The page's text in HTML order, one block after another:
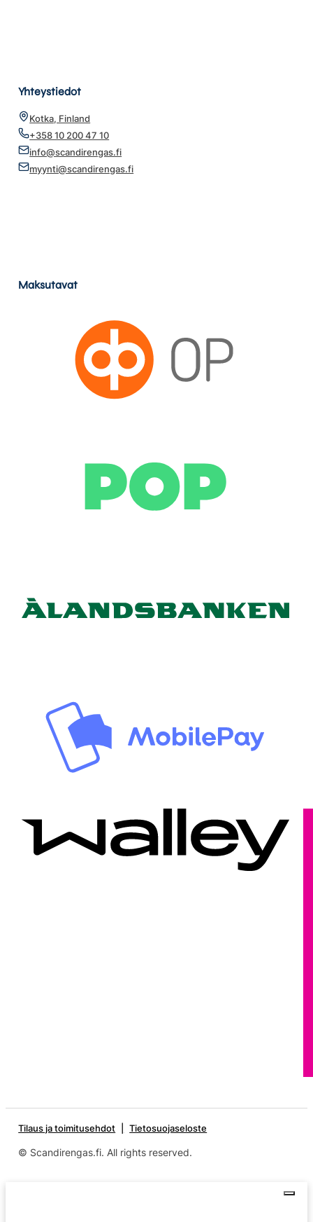
Yhteystiedot
Kotka, Finland
+358 10 200 47 10
info@scandirengas.fi
myynti@scandirengas.fi
Maksutavat
Tilaus ja toimitusehdot Tietosuojaseloste
© Scandirengas.fi. All rights reserved.